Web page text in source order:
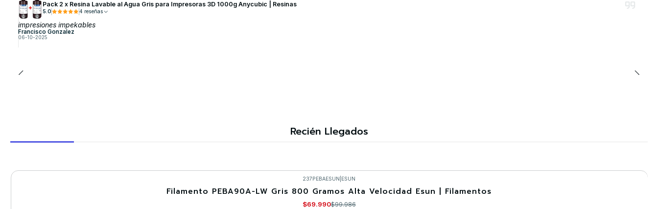
Pack 2 x Resina Lavable al Agua Gris para Impresoras 3D 1000g Anycubic | Resinas
5.0 4 reseñas
impresiones impekables
Francisco Gonzalez
06-10-2025
Recién Llegados
237PEBAESUN ESUN
Filamento PEBA90A-LW Gris 800 Gramos Alta Velocidad Esun | Filamentos
$69.990$99.986